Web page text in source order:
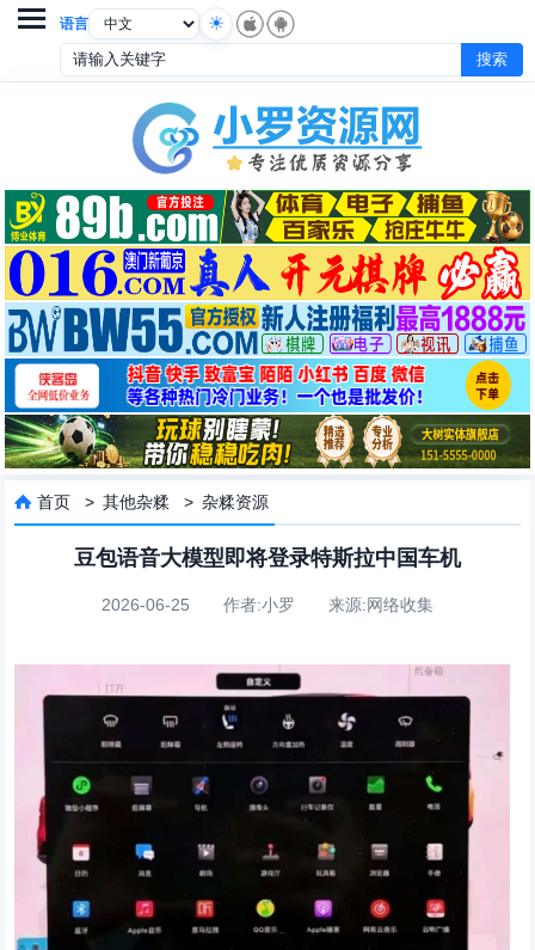
语言

 首页 >其他杂糅 >杂糅资源
豆包语音大模型即将登录特斯拉中国车机
2026-06-25 作者:小罗 来源:网络收集